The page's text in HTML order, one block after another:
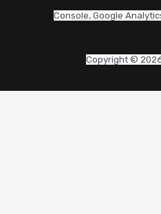
Console, Google
Copyright ©